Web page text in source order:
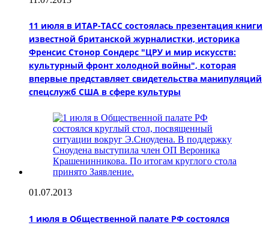
11 июля в ИТАР-ТАСС состоялась презентация книги
известной британской журналистки, историка
Френсис Стонор Сондерс "ЦРУ и мир искусств:
культурный фронт холодной войны", которая
впервые представляет свидетельства манипуляций
спецслужб США в сфере культуры
01.07.2013
1 июля в Общественной палате РФ состоялся